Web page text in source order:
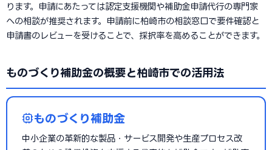
ります。申請にあたっては認定支援機関や補助金申請代行の専門家
への相談が推奨されます。申請前に柏崎市の相談窓口で要件確認と
申請書のレビューを受けることで、採択率を高めることができます。
ものづくり補助金の概要と柏崎市での活用法
ものづくり補助金
中小企業の革新的な製品・サービス開発や生産プロセス改